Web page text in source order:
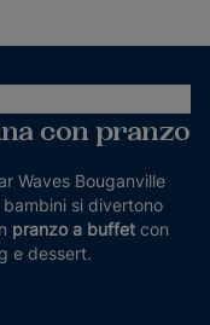
con pranzo
Waves Bouganville
si divertono
pranzo a buffet con
e dessert.